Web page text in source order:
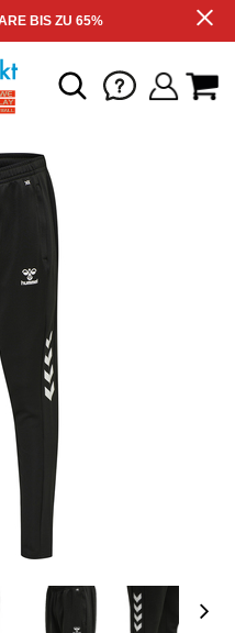
BIS ZU 65%